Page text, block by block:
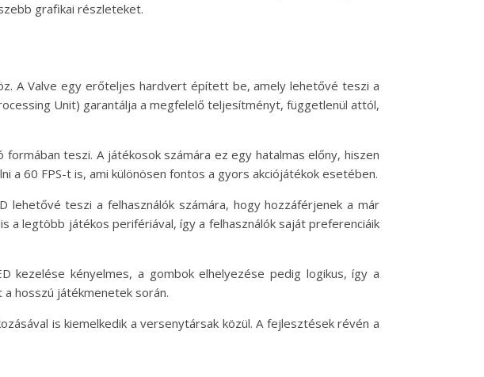
grafikai részleteket.
A Valve egy erőteljes hardvert épített be, amely lehetővé teszi a
Unit) garantálja a megfelelő teljesítményt, függetlenül attól,
teszi. A játékosok számára ez egy hatalmas előny, hiszen
a 60 FPS-t is, ami különösen fontos a gyors akciójátékok esetében.
lehetővé teszi a felhasználók számára, hogy hozzáférjenek a már
a legtöbb játékos perifériával, így a felhasználók saját preferenciáik
kezelése kényelmes, a gombok elhelyezése pedig logikus, így a
hosszú játékmenetek során.
is kiemelkedik a versenytársak közül. A fejlesztések révén a